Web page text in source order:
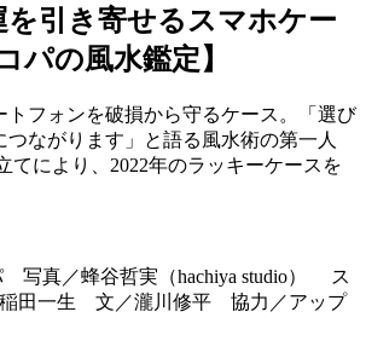
を引き寄せるスマホケー
パの風水鑑定】
トフォンを破損から守るケース。「選び
つながります」と語る風水術の第一人
てにより、2022年のラッキーケースを
写真／蜂谷哲実（hachiya studio） ス
稲田一生 文／瀧川修平 協力／アップ